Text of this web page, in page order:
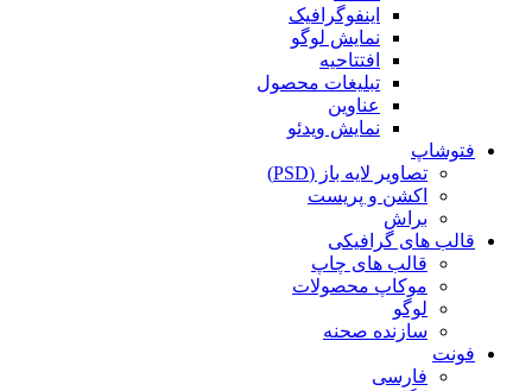
اینفوگرافیک
نمایش لوگو
افتتاحیه
تبلیغات محصول
عناوین
نمایش ویدئو
فتوشاپ
تصاویر لایه باز (PSD)
اکشن و پریست
براش
قالب های گرافیکی
قالب های چاپ
موکاپ محصولات
لوگو
سازنده صحنه
فونت
فارسی